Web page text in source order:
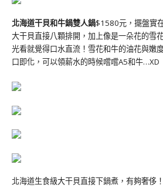
北海道干貝和牛鍋雙人鍋$1580元，擺盤實
大干貝直接八顆排開，加上像是一朵花的雪
光看就覺得口水直流！雪花和牛的油花與嫩
口即化，可以領薪水的時候嚐嚐A5和牛…XD
北海道生食級大干貝直接下鍋煮，有夠奢侈